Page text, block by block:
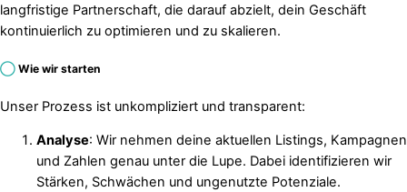
langfristige Partnerschaft, die darauf abzielt, dein Geschäft
kontinuierlich zu optimieren und zu skalieren.
◯ Wie wir starten
Unser Prozess ist unkompliziert und transparent:
Analyse: Wir nehmen deine aktuellen Listings, Kampagnen
und Zahlen genau unter die Lupe. Dabei identifizieren wir
Stärken, Schwächen und ungenutzte Potenziale.